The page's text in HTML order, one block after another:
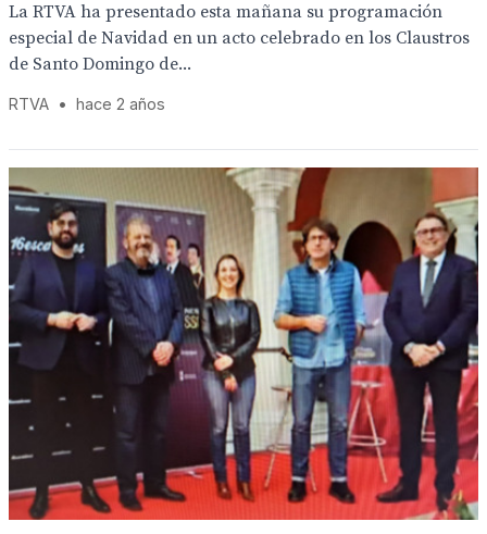
La RTVA ha presentado esta mañana su programación
especial de Navidad en un acto celebrado en los Claustros
de Santo Domingo de...
RTVA • hace 2 años